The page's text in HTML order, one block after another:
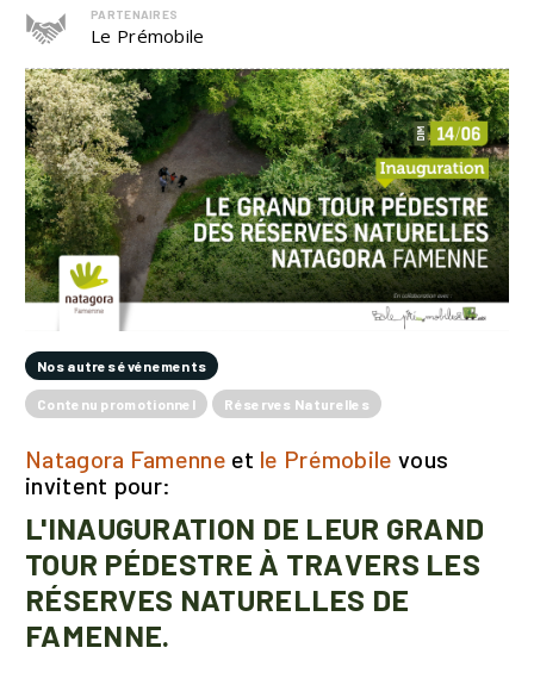
Nos autres événements
Contenu promotionnel Réserves Naturelles
Natagora Famenne et le Prémobile vous
invitent pour:
L'INAUGURATION DE LEUR GRAND
TOUR PÉDESTRE À TRAVERS LES
RÉSERVES NATURELLES DE
FAMENNE.
PARTENAIRES
Le Prémobile